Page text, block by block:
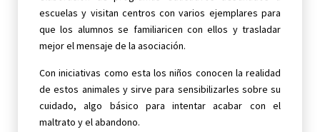
escuelas y visitan centros con varios ejemplares para
que los alumnos se familiaricen con ellos y trasladar
mejor el mensaje de la asociación.
Con iniciativas como esta los niños conocen la realidad
de estos animales y sirve para sensibilizarles sobre su
cuidado, algo básico para intentar acabar con el
maltrato y el abandono.